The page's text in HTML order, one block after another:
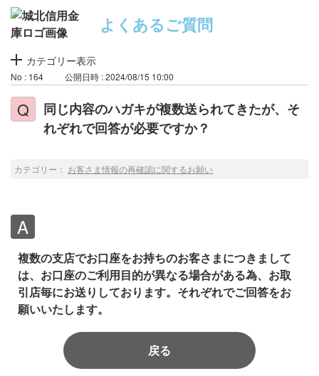
よくあるご質問
カテゴリー表示
No : 164 公開日時 : 2024/08/15 10:00
同じ内容のハガキが複数送られてきたが、そ
れぞれで回答が必要ですか？
カテゴリー： お客さま情報の再確認に関するお願い
複数の支店でお口座をお持ちのお客さまにつきまして
は、お口座のご利用目的が異なる場合がある為、お取
引店毎にお送りしております。それぞれでご回答をお
願いいたします。
戻る